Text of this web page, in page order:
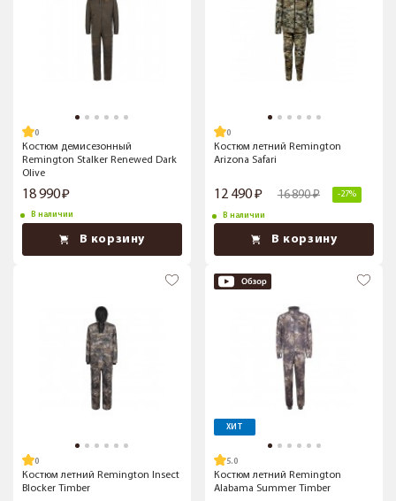
Костюм демисезонный
Remington Stalker Renewed Dark
Olive
18 990
В наличии
В корзину
Костюм летний Remington
Arizona Safari
12 490 16 890 -27%
В наличии
В корзину
Костюм летний Remington Insect
Blocker Timber
ХИТ
5.0
Костюм летний Remington
Alabama Summer Timber